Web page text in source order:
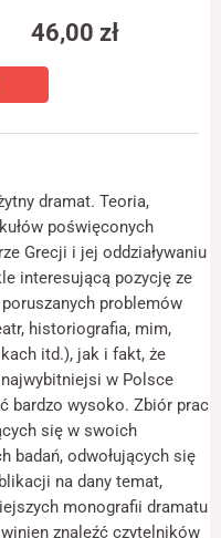
46,00 zł
dramat. Teoria,
poświęconych
Grecji i jej oddziaływaniu
interesującą pozycję ze
problemów
historiografia, mim,
itd.), jak i fakt, że
w Polsce
bardzo wysoko. Zbiór prac
się w swoich
badań, odwołujących się
na dany temat,
monografii dramatu
znaleźć czytelników
odrzucisz te pliki
cookie, niektóre
funkcje znikną ze
internetowej.
Udostępniając
swoje
zainteresowania i
zachowania
podczas
odwiedzania naszej
strony, zwiększasz
szansę na
zobaczenie
spersonalizowanych
treści i ofert.